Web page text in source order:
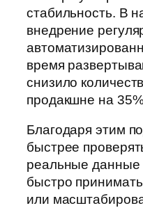
стабильность. В
внедрение
время
снизило
продакшне на
Благодаря этим
быстрее
реальные данные
быстро
или